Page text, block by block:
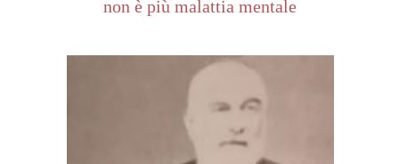
non è più malattia mentale